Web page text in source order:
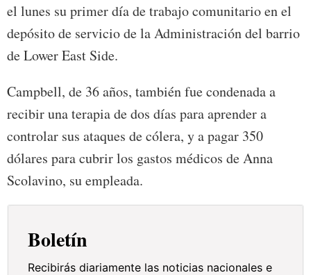
el lunes su primer día de trabajo comunitario en el
depósito de servicio de la Administración del barrio
de Lower East Side.
Campbell, de 36 años, también fue condenada a
recibir una terapia de dos días para aprender a
controlar sus ataques de cólera, y a pagar 350
dólares para cubrir los gastos médicos de Anna
Scolavino, su empleada.
Boletín
Recibirás diariamente las noticias nacionales e